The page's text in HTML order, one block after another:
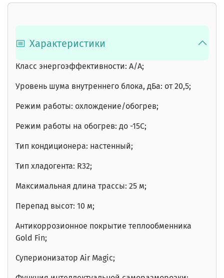
Характеристики
Класс энергоэффективности: A/A;
Уровень шума внутреннего блока, дБа: от 20,5;
Режим работы: охлождение/обогрев;
Режим работы на обогрев: до -15С;
Тип кондиционера: настенный;
Тип хладогента: R32;
Максимальная длина трассы: 25 м;
Перепад высот: 10 м;
Антикоррозионное покрытие теплообменника
Gold Fin;
Суперионизатор Air Magic;